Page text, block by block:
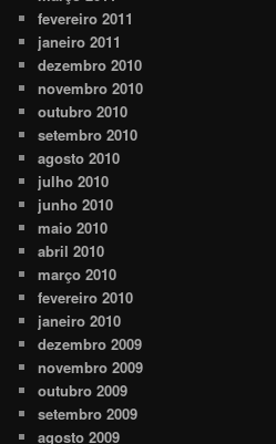
fevereiro 2011
janeiro 2011
dezembro 2010
novembro 2010
outubro 2010
setembro 2010
agosto 2010
julho 2010
junho 2010
maio 2010
abril 2010
março 2010
fevereiro 2010
janeiro 2010
dezembro 2009
novembro 2009
outubro 2009
setembro 2009
agosto 2009